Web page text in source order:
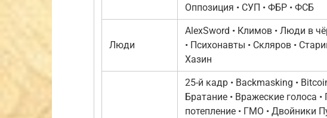
Оппозиция • СУП • ФБР • ФСБ
Люди
AlexSword • Климов • Люди в
• Психонавты • Скляров •
Хазин
25-й кадр • Backmasking •
Братание • Вражеские голоса •
потепление • ГМО • Двойники